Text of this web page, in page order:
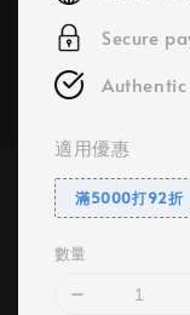
Secure
適用優惠
滿5000打92折
數量